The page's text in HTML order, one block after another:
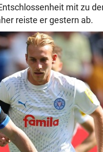
mit zu
reiste er gestern ab.